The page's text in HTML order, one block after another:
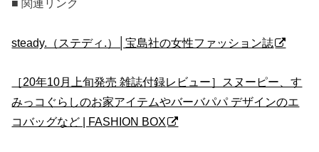
■ 関連リンク
steady.（ステディ.）│宝島社の女性ファッション誌
［20年10月上旬発売 雑誌付録レビュー］スヌーピー、す
みっコぐらしのお家アイテムやバーバパパ デザインのエ
コバッグなど | FASHION BOX